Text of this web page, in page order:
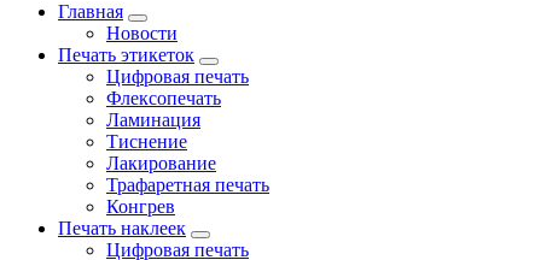
Главная
Новости
Печать этикеток
Цифровая печать
Флексопечать
Ламинация
Тиснение
Лакирование
Трафаретная печать
Конгрев
Печать наклеек
Цифровая печать